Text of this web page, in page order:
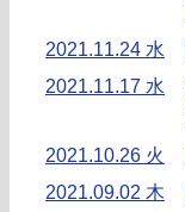
2021.11.24 水
2021.11.17 水
2021.10.26 火
2021.09.02 木